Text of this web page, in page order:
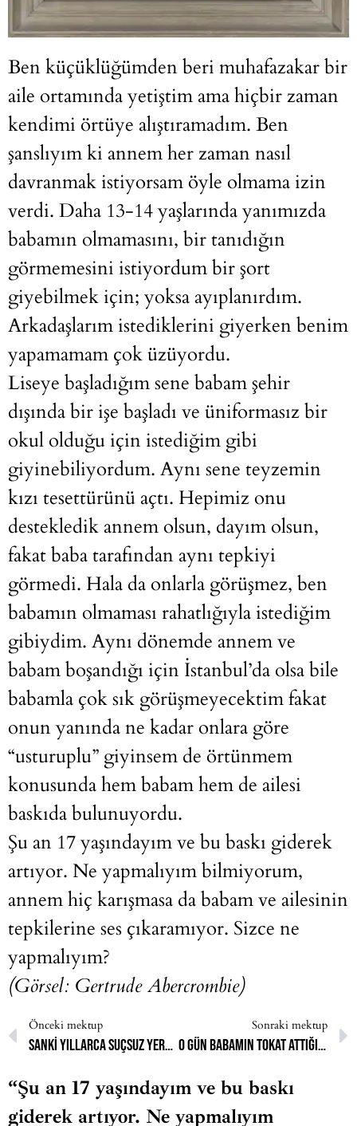
Ben küçüklüğümden beri muhafazakar bir
aile ortamında yetiştim ama hiçbir zaman
kendimi örtüye alıştıramadım. Ben
şanslıyım ki annem her zaman nasıl
davranmak istiyorsam öyle olmama izin
verdi. Daha 13-14 yaşlarında yanımızda
babamın olmamasını, bir tanıdığın
görmemesini istiyordum bir şort
giyebilmek için; yoksa ayıplanırdım.
Arkadaşlarım istediklerini giyerken benim
yapamamam çok üzüyordu.
Liseye başladığım sene babam şehir
dışında bir işe başladı ve üniformasız bir
okul olduğu için istediğim gibi
giyinebiliyordum. Aynı sene teyzemin
kızı tesettürünü açtı. Hepimiz onu
destekledik annem olsun, dayım olsun,
fakat baba tarafından aynı tepkiyi
görmedi. Hala da onlarla görüşmez, ben
babamın olmaması rahatlığıyla istediğim
gibiydim. Aynı dönemde annem ve
babam boşandığı için İstanbul’da olsa bile
babamla çok sık görüşmeyecektim fakat
onun yanında ne kadar onlara göre
“usturuplu” giyinsem de örtünmem
konusunda hem babam hem de ailesi
baskıda bulunuyordu.
Şu an 17 yaşındayım ve bu baskı giderek
artıyor. Ne yapmalıyım bilmiyorum,
annem hiç karışmasa da babam ve ailesinin
tepkilerine ses çıkaramıyor. Sizce ne
yapmalıyım?
(Görsel: Gertrude Abercrombie)
Önceki mektup
Sanki yıllarca suçsuz yere hapiste yatmışsınız da yıllar sonra serbest bırakılıyor gibi.
Sonraki mektup
O gün babamın tokat attığını hatırlıyorum, sırf “Ben kapanmak istemiyorum.” dediğim için.
“Şu an 17 yaşındayım ve bu baskı
giderek artıyor. Ne yapmalıyım